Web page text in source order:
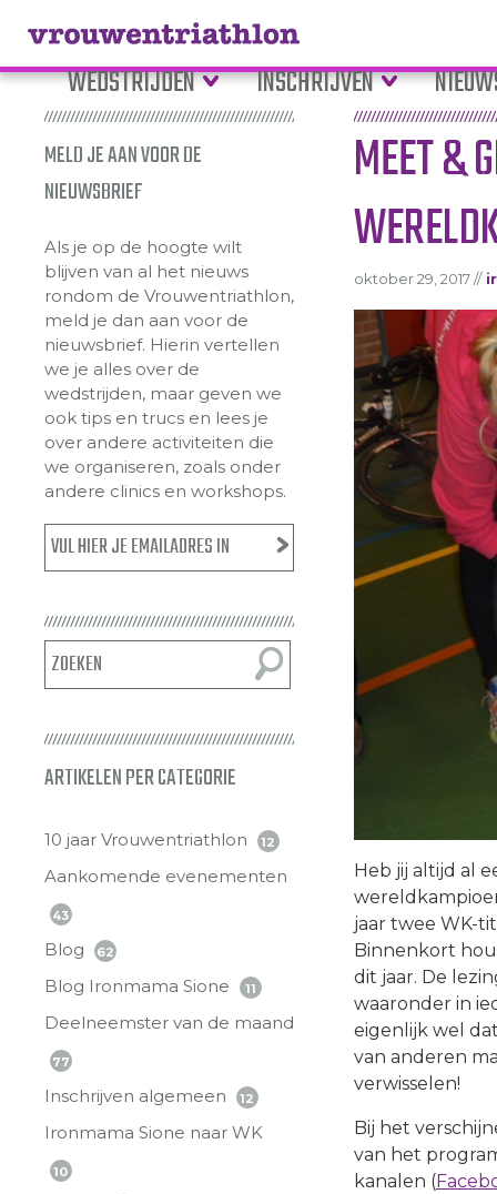
WEDSTRIJDEN INSCHRIJVEN
MELD JE AAN VOOR DE
NIEUWSBRIEF
Als je op de hoogte wilt
blijven van al het nieuws
rondom de Vrouwentriathlon,
meld je dan aan voor de
nieuwsbrief. Hierin vertellen
we je alles over de
wedstrijden, maar geven we
ook tips en trucs en lees je
over andere activiteiten die
we organiseren, zoals onder
andere clinics en workshops.
ARTIKELEN PER CATEGORIE
10 jaar Vrouwentriathlon 12
Aankomende evenementen
43
Blog 62
Blog Ironmama Sione 11
Deelneemster van de maand
77
Inschrijven algemeen 12
Ironmama Sione naar WK
10
MEET &
oktober 29, 2017 //
Heb jij altijd al
jaar twee WK-
Binnenkort
dit jaar. De
waaronder in
eigenlijk wel
van anderen
verwisselen!
Bij het
van het
kanalen (